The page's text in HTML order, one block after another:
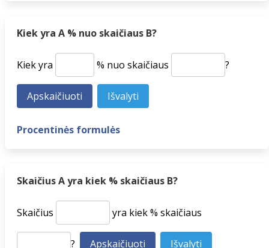
Kiek yra A % nuo skaičiaus B?
Kiek yra % nuo skaičiaus ?
Procentinės formulės
Skaičius A yra kiek % skaičiaus B?
Skaičius yra kiek % skaičiaus
?